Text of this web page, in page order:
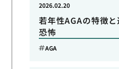
若年性AGAの特徴
恐怖
2026.02.20
AGA